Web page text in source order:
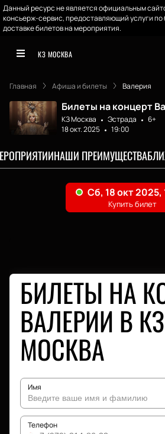
Данный ресурс не является официальным
консьерж-сервис, предоставляющий услуги
доставке билетов на мероприятия.
КЗ МОСКВА
Главная Афиша и билеты Валерия
Билеты на концерт
КЗ Москва Эстрада
6+
18 окт. 2025
19:00
НАШИ ПРЕИМУЩЕСТВА
БИЛЕТЫ НА
ВАЛЕРИИ В КЗ
МОСКВА
Имя
Телефон